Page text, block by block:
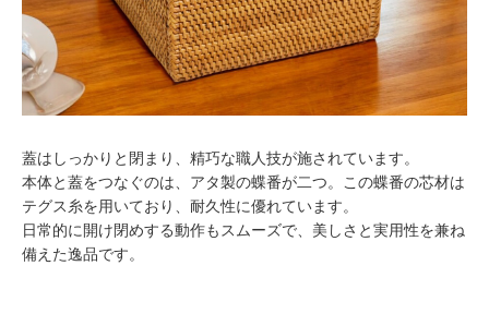
蓋はしっかりと閉まり、精巧な職人技が施されています。
本体と蓋をつなぐのは、アタ製の蝶番が二つ。この蝶番の芯材は
テグス糸を用いており、耐久性に優れています。
日常的に開け閉めする動作もスムーズで、美しさと実用性を兼ね
備えた逸品です。